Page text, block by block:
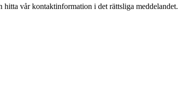
vår kontaktinformation i det rättsliga meddelandet.